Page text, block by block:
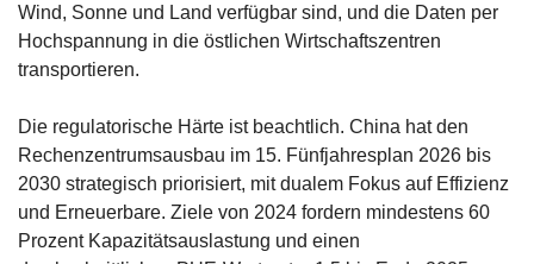
Wind, Sonne und Land verfügbar sind, und die Daten per
Hochspannung in die östlichen Wirtschaftszentren
transportieren.
Die regulatorische Härte ist beachtlich. China hat den
Rechenzentrumsausbau im 15. Fünfjahresplan 2026 bis
2030 strategisch priorisiert, mit dualem Fokus auf Effizienz
und Erneuerbare. Ziele von 2024 fordern mindestens 60
Prozent Kapazitätsauslastung und einen